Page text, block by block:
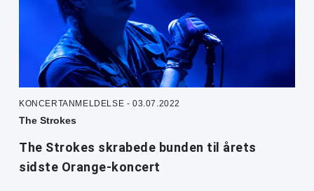
KONCERTANMELDELSE - 03.07.2022
The Strokes
The Strokes skrabede bunden til årets
sidste Orange-koncert